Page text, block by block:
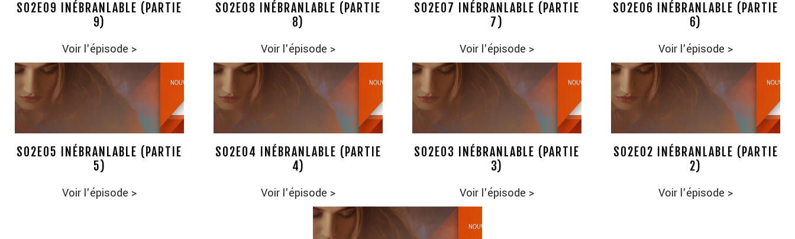
S02E09 INÉBRANLABLE (PARTIE
9)
Voir l'épisode >
S02E08 INÉBRANLABLE (PARTIE
8)
Voir l'épisode >
S02E07 INÉBRANLABLE (PARTIE
7)
Voir l'épisode >
S02E06 INÉBRANLABLE (PARTIE
6)
Voir l'épisode >
S02E05 INÉBRANLABLE (PARTIE
5)
Voir l'épisode >
S02E04 INÉBRANLABLE (PARTIE
4)
Voir l'épisode >
S02E03 INÉBRANLABLE (PARTIE
3)
Voir l'épisode >
S02E02 INÉBRANLABLE (PARTIE
2)
Voir l'épisode >